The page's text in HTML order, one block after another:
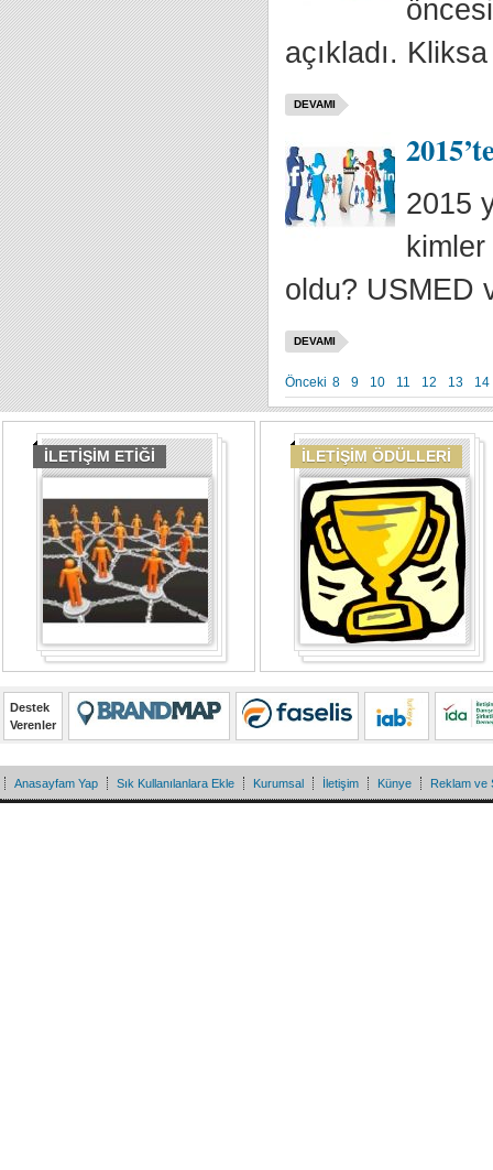
açıkladı.
DEVAMI
2015
oldu? USMED
DEVAMI
Önceki 8 9 10 11 12 13 14
İLETİŞİM ETİĞİ İLETİŞİM ÖDÜLLERİ
Destek
Verenler
Anasayfam Yap Sık Kullanılanlara Ekle Kurumsal İletişim Künye Reklam ve